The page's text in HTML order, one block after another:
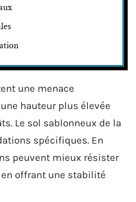
une menace
hauteur plus élevée
Le sol sablonneux de la
spécifiques. En
peuvent mieux résister
offrant une stabilité